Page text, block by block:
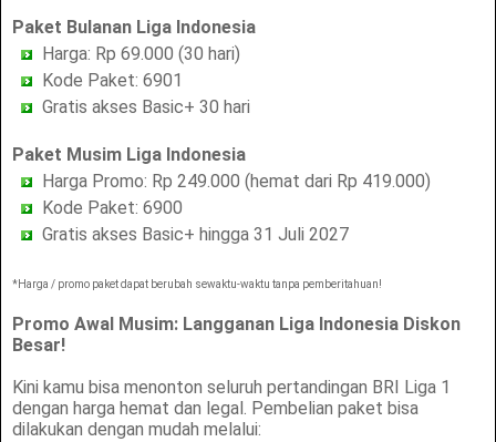
Paket Bulanan Liga Indonesia
Harga: Rp 69.000 (30 hari)
Kode Paket: 6901
Gratis akses Basic+ 30 hari
Paket Musim Liga Indonesia
Harga Promo: Rp 249.000 (hemat dari Rp 419.000)
Kode Paket: 6900
Gratis akses Basic+ hingga 31 Juli 2027
*Harga / promo paket dapat berubah sewaktu-waktu tanpa pemberitahuan!
Promo Awal Musim: Langganan Liga Indonesia Diskon
Besar!
Kini kamu bisa menonton seluruh pertandingan BRI Liga 1
dengan harga hemat dan legal. Pembelian paket bisa
dilakukan dengan mudah melalui: